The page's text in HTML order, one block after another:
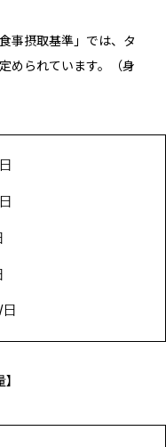
事摂取基準」では、タ
められています。（身